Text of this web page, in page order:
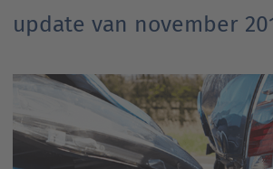
update van november